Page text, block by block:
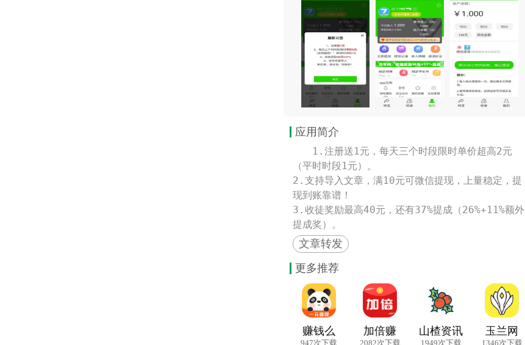
应用简介
1.注册送1元，每天三个时段限时单价超高2元
（平时时段1元）。
2.支持导入文章，满10元可微信提现，上量稳定，提
现到账靠谱！
3.收徒奖励最高40元，还有37%提成（26%+11%额外
提成奖）。
文章转发
更多推荐
赚钱么
947次下载
加倍赚
2082次下载
山楂资讯
1949次下载
玉兰网
1346次下载